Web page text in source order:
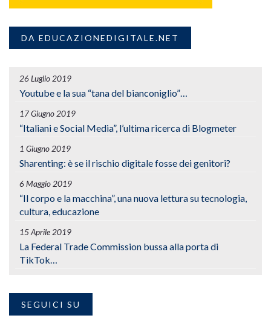
DA EDUCAZIONEDIGITALE.NET
26 Luglio 2019
Youtube e la sua “tana del bianconiglio”…
17 Giugno 2019
“Italiani e Social Media”, l’ultima ricerca di Blogmeter
1 Giugno 2019
Sharenting: è se il rischio digitale fosse dei genitori?
6 Maggio 2019
“Il corpo e la macchina”, una nuova lettura su tecnologia,
cultura, educazione
15 Aprile 2019
La Federal Trade Commission bussa alla porta di
TikTok…
SEGUICI SU